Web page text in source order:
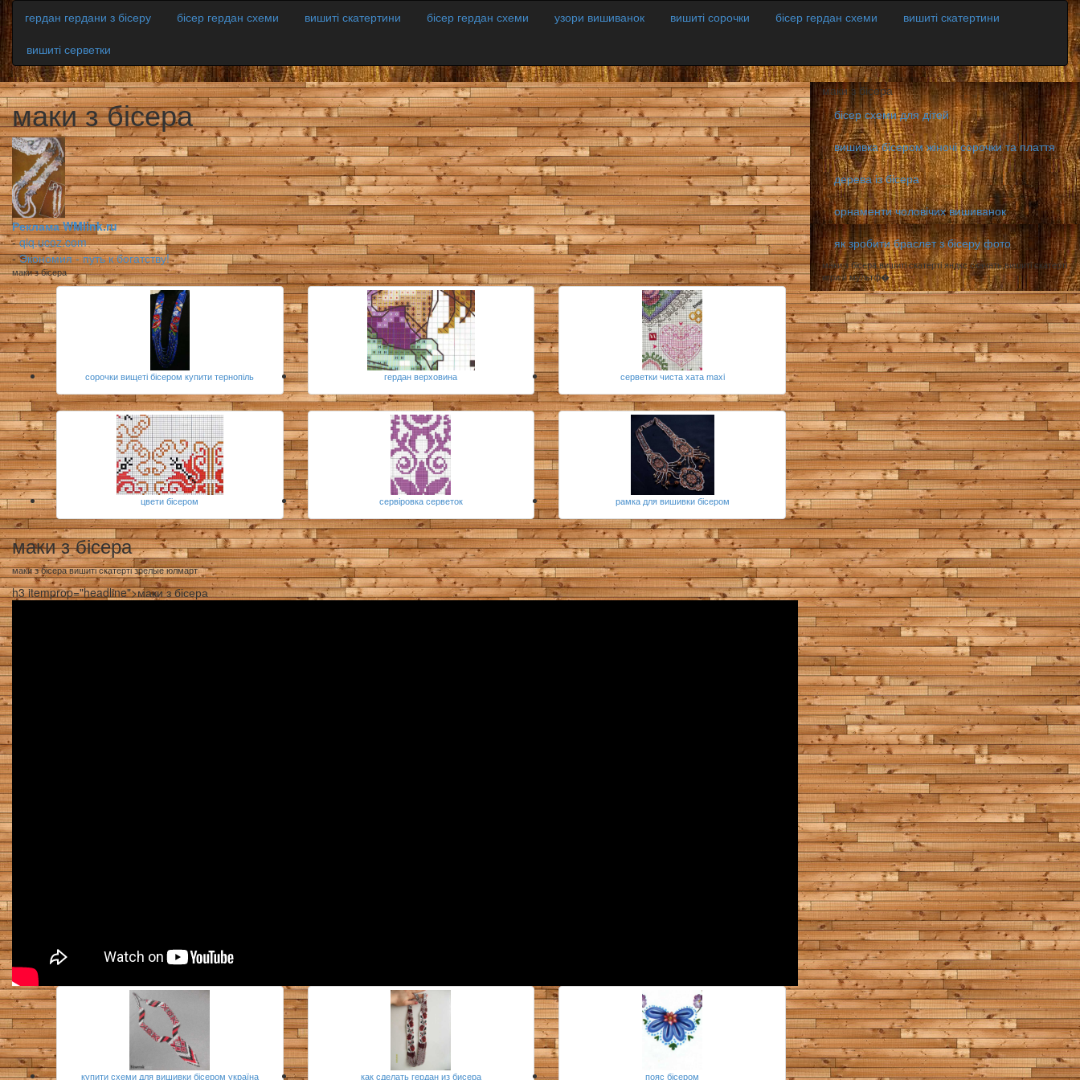
гердан гердани з бісеру бісер гердан схеми вишиті скатертини бісер гердан схеми узори вишиванок вишиті сорочки бісер гердан схеми
вишиті скатертини
вишиті серветки
маки з бісера
Реклама WMlink.ru
-qiq.ucoz.com
-Экономия - путь к богатству!
маки з бісера
сорочки вищеті бісером купити тернопіль гердан верховина серветки чиста хата maxi
цвети бісером сервіровка серветок рамка для вишивки бісером
маки з бісера
маки з бісера вишиті скатерті зрелые юлмарт
h3 itemprop="headline">маки з бісера
купити схеми для вишивки бісером україна как сделать гердан из бисера пояс бісером
маки з бісера
бісер схеми для дітей
вишивка бісером жіночі сорочки та плаття
дерева із бісера
орнаменти чоловічих вишиванок
як зробити браслет з бісеру фото
маки з бісера,вишиті скатерті яндкс скачать,вишиті скатерті
игри и мультф�